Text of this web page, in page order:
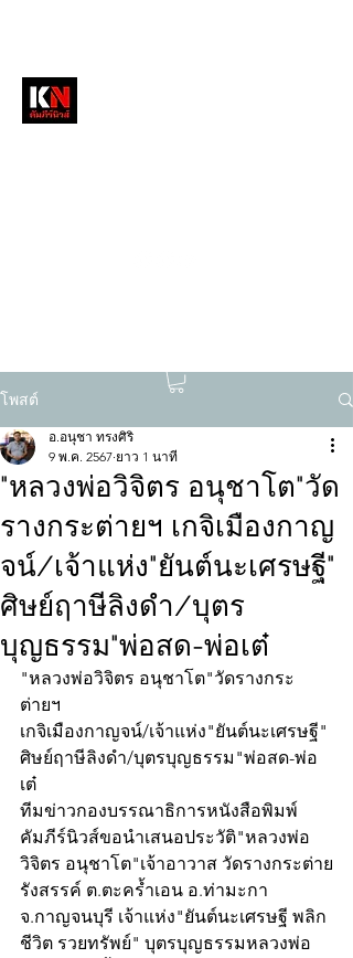
โพสต์
"หลวงพ่อวิจิตร อนุชาโต"วัด
รางกระต่ายฯ เกจิเมืองกาญ
จน์/เจ้าแห่ง"ยันต์นะเศรษฐี"
ศิษย์ฤาษีลิงดำ/บุตร
บุญธรรม"พ่อสด-พ่อเต๋
อ.อนุชา ทรงศิริ
9 พ.ค. 2567 ยาว 1 นาที
"หลวงพ่อวิจิตร อนุชาโต"วัดรางกระ
ต่ายฯ
เกจิเมืองกาญจน์/เจ้าแห่ง"ยันต์นะเศรษฐี"
ศิษย์ฤาษีลิงดำ/บุตรบุญธรรม"พ่อสด-พ่อ
เต๋
ทีมข่าวกองบรรณาธิการหนังสือพิมพ์
คัมภีร์นิวส์ขอนำเสนอประวัติ"หลวงพ่อ
วิจิตร อนุชาโต"เจ้าอาวาส วัดรางกระต่าย
รังสรรค์ ต.ตะคร้ำเอน อ.ท่ามะกา
จ.กาญจนบุรี เจ้าแห่ง"ยันต์นะเศรษฐี พลิก
ชีวิต รวยทรัพย์" บุตรบุญธรรมหลวงพ่อ